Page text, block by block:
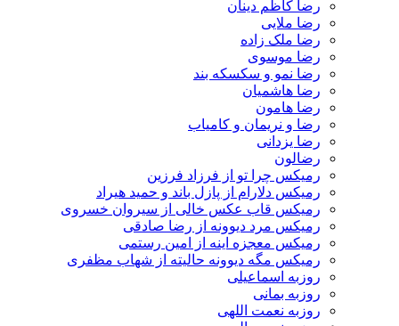
رضا کاظم دینان
رضا ملایی
رضا ملک زاده
رضا موسوی
رضا نمو و سکسکه بند
رضا هاشمیان
رضا هامون
رضا و نریمان و کامیاب
رضا یزدانی
رضالون
رمیکس چرا تو از فرزاد فرزین
رمیکس دلارام از پازل باند و حمید هیراد
رمیکس قاب عکس خالی از سیروان خسروی
رمیکس مرد دیوونه از رضا صادقی
رمیکس معجزه اینه از امین رستمی
رمیکس مگه دیوونه حالیته از شهاب مظفری
روزبه اسماعیلی
روزبه بمانی
روزبه نعمت اللهی